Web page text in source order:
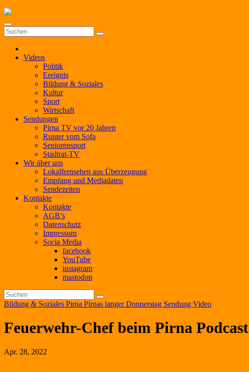
Zum
Inhalt
springen
Videos
Politik
Ereignis
Bildung & Soziales
Kultur
Sport
Wirtschaft
Sendungen
Pirna TV vor 20 Jahren
Runter vom Sofa
Seniorensport
Stadtrat-TV
Wir über uns
Lokalfernsehen aus Überzeugung
Empfang und Mediadaten
Sendezeiten
Kontakte
Kontakte
AGB’s
Datenschutz
Impressum
Socia Media
facebook
YouTube
instagram
mastodon
Bildung & Soziales Pirna Pirnas langer Donnerstag Sendung Video
Feuerwehr-Chef beim Pirna Podcast
Apr. 28, 2022